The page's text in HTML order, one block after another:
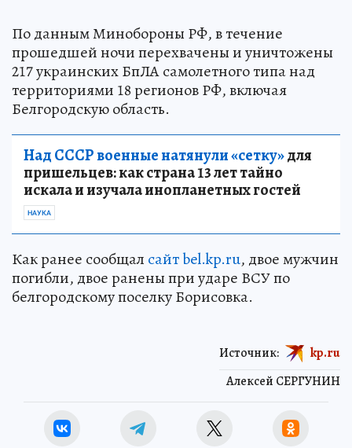
По данным Минобороны РФ, в течение
прошедшей ночи перехвачены и уничтожены
217 украинских БпЛА самолетного типа над
территориями 18 регионов РФ, включая
Белгородскую область.
Над СССР военные натянули «сетку»для
пришельцев: как страна 13 лет тайно
искала и изучала инопланетных гостей
НАУКА
Как ранее сообщал сайт bel.kp.ru, двое мужчин
погибли, двое ранены при ударе ВСУ по
белгородскому поселку Борисовка.
Алексей СЕРГУНИН
Источник: kp.ru